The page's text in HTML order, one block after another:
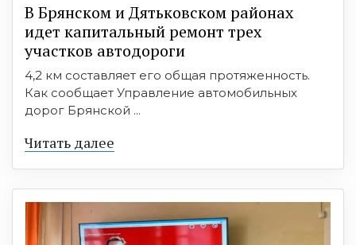
В Брянском и Дятьковском районах
идет капитальный ремонт трех
участков автодороги
4,2 км составляет его общая протяженность.
Как сообщает Управление автомобильных
дорог Брянской ...
Читать далее